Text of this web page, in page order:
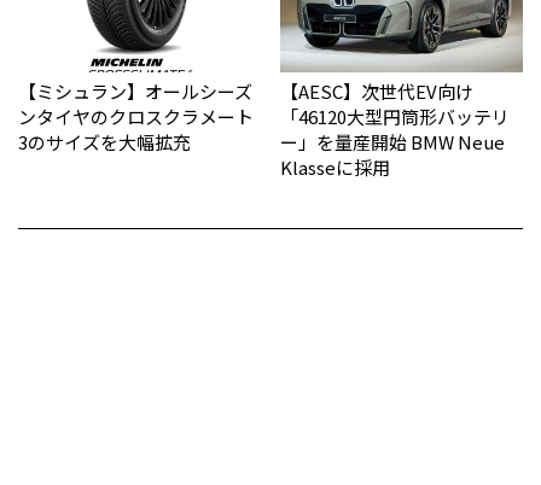
【ミシュラン】オールシーズ
ンタイヤのクロスクラメート
3のサイズを大幅拡充
【AESC】次世代EV向け
「46120大型円筒形バッテリ
ー」を量産開始 BMW Neue
Klasseに採用